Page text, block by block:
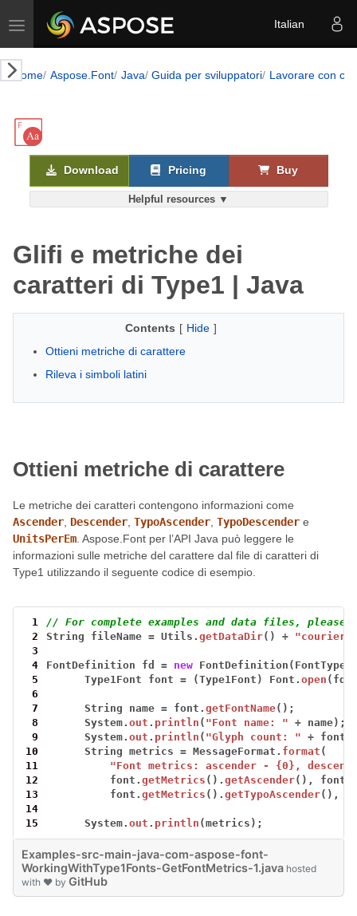
Toggle navigation Italian
Home Aspose.Font Java Guida per sviluppatori Lavorare con
Helpful resources ▼
Download Pricing Buy
Glifi e metriche dei
caratteri di Type1 | Java
Contents [ Hide ]
Ottieni metriche di carattere
Rileva i simboli latini
Ottieni metriche di carattere
Le metriche dei caratteri contengono informazioni come
Ascender, Descender, TypoAscender, TypoDescender e
UnitsPerEm. Aspose.Font per l’API Java può leggere le
informazioni sulle metriche del carattere dal file di caratteri di
Type1 utilizzando il seguente codice di esempio.
1
// For complete examples and data files, please
2
String fileName = Utils.getDataDir() +
3
4
FontDefinition fd = new FontDefinition(FontType.
5
Type1Font font = (Type1Font) Font.open
6
7
String name = font.getFontName();
8
System.out . println ( "Font name: " + name);
9
System.out . println ( "Glyph count: " + font.
10
String metrics = MessageFormat. format (
11
"Font metrics: ascender - {0},
12
font.getMetrics ().getAscender(), font.
13
font.getMetrics ().getTypoAscender(),
14
15
System.out . println (metrics);
Examples-src-main-java-com-aspose-font-
WorkingWithType1Fonts-GetFontMetrics-1.java hosted
with ❤ by GitHub